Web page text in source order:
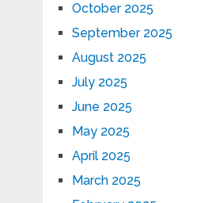
October 2025
September 2025
August 2025
July 2025
June 2025
May 2025
April 2025
March 2025